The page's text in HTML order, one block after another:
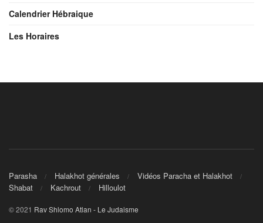
Calendrier Hébraique
Les Horaires
Parasha Halakhot générales
Vidéos Paracha et Halakhot
Shabat
Kachrout Hilloulot
© 2021 Rav Shlomo Atlan - Le Judaisme